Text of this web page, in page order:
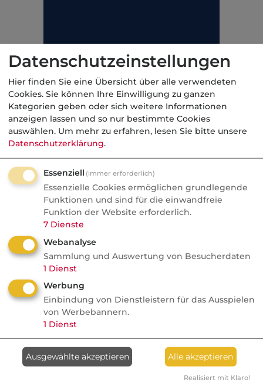
In solchen Fällen kann dem Versicherten zum
Beispiel ein Vielfaches der vereinbarten
garantierten BU-Monatsrente einmalig als
Wiedereingliederungshilfe ausgezahlt werden.
Dabei ist die Summe oft maximiert (z.B.
MetallRente BU: 12.000 EUR).
Kategorie: Arbeitskraftabsicherung, privat
AktuelleNachrichten
FONDS professionell
Datenschutzeinstellungen
Hier finden Sie eine Übersicht über alle verwendeten
Cookies. Sie können Ihre Einwilligung zu ganzen
Kategorien geben oder sich weitere Informationen
anzeigen lassen und so nur bestimmte Cookies
auswählen. Um mehr zu erfahren, lesen Sie bitte unsere
Datenschutzerklärung.
Essenziell (immer erforderlich)
Essenzielle Cookies ermöglichen grundlegende
Funktionen und sind für die einwandfreie
Funktion der Website erforderlich.
7 Dienste
Webanalyse
Sammlung und Auswertung von Besucherdaten
1 Dienst
Werbung
Einbindung von Dienstleistern für das Ausspielen
von Werbebannern.
1 Dienst
Ausgewählte akzeptieren Alle akzeptieren
Realisiert mit Klaro!